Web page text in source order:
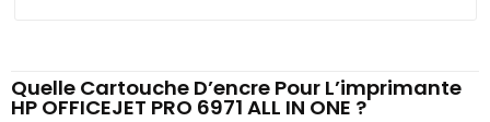
Quelle Cartouche D’encre Pour L’imprimante
HP OFFICEJET PRO 6971 ALL IN ONE ?